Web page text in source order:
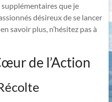
supplémentaires que je
désireux de se lancer
savoir plus, n’hésitez pas à
de l’Action